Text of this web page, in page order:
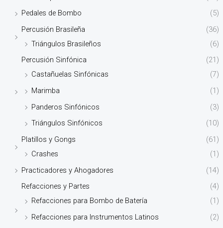
Pedales de Bombo
(5)
Percusión Brasileña
(36)
Triángulos Brasileños
(6)
Percusión Sinfónica
(21)
Castañuelas Sinfónicas
(7)
Marimba
(1)
Panderos Sinfónicos
(3)
Triángulos Sinfónicos
(10)
Platillos y Gongs
(61)
Crashes
(1)
Practicadores y Ahogadores
(14)
Refacciones y Partes
(4)
Refacciones para Bombo de Batería
(1)
Refacciones para Instrumentos Latinos
(2)